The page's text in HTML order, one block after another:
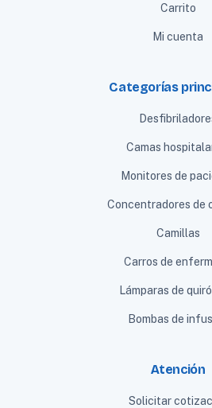
Carrito
Mi cuenta
Categorías
Camas
Monitores de
Concentradores de
Camillas
Carros de
Lámparas de
Bombas de
Atención
Solicitar